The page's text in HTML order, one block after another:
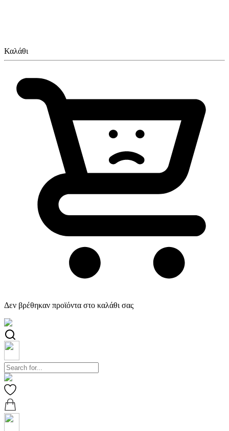
Καλάθι
Δεν βρέθηκαν προϊόντα στο καλάθι σας